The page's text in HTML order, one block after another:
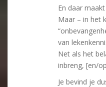
En daar
Maar – in het
van
Net als het
inbreng, [en/
Je bevind je